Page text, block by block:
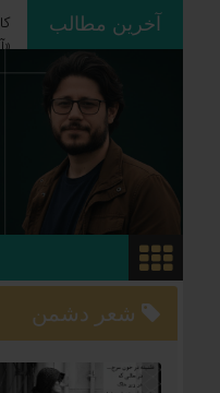
آخرین مطالب
شعر دشمن